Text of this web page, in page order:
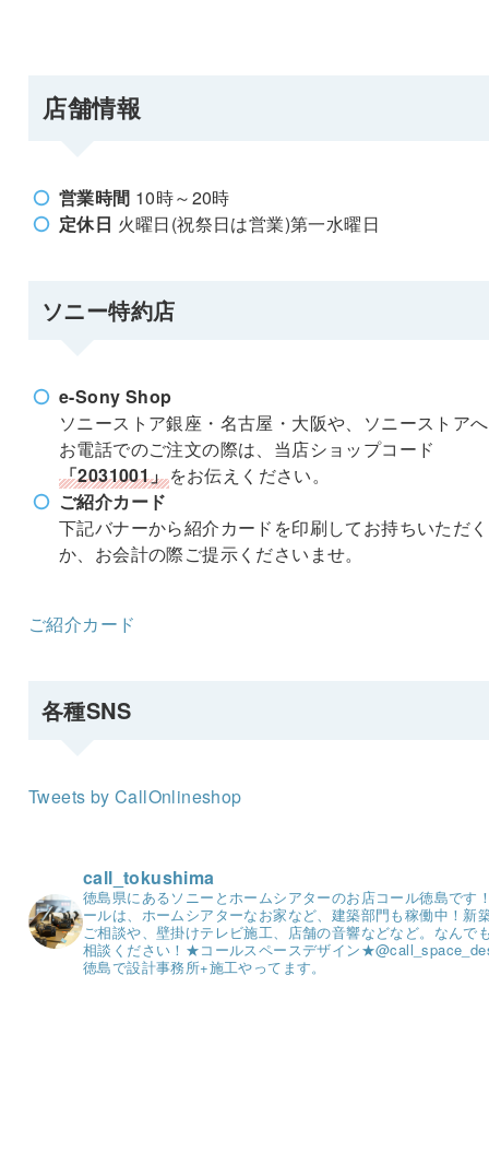
店舗情報
営業時間 10時～20時
定休日 火曜日(祝祭日は営業)第一水曜日
ソニー特約店
e-Sony Shop
ソニーストア銀座・名古屋・大阪や、ソニーストア
お電話でのご注文の際は、当店ショップコード
「2031001」をお伝えください。
ご紹介カード
下記バナーから紹介カードを印刷してお持ちいただく
か、お会計の際ご提示くださいませ。
ご紹介カード
各種SNS
Tweets by CallOnlineshop
call_tokushima
徳島県にあるソニーとホームシアターのお店コール徳島です
ールは、ホームシアターなお家など、建築部門も稼働中！ 新
ご相談や、壁掛けテレビ施工、店舗の音響などなど。 なんで
相談ください！ ★コールスペースデザイン★
徳島で設計事務所+施工やってます。